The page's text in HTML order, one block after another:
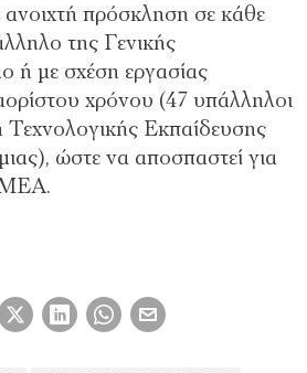
πρόσκληση σε κάθε
της Γενικής
ή με σχέση εργασίας
χρόνου (47 υπάλληλοι
Τεχνολογικής Εκπαίδευσης
ώστε να αποσπαστεί για